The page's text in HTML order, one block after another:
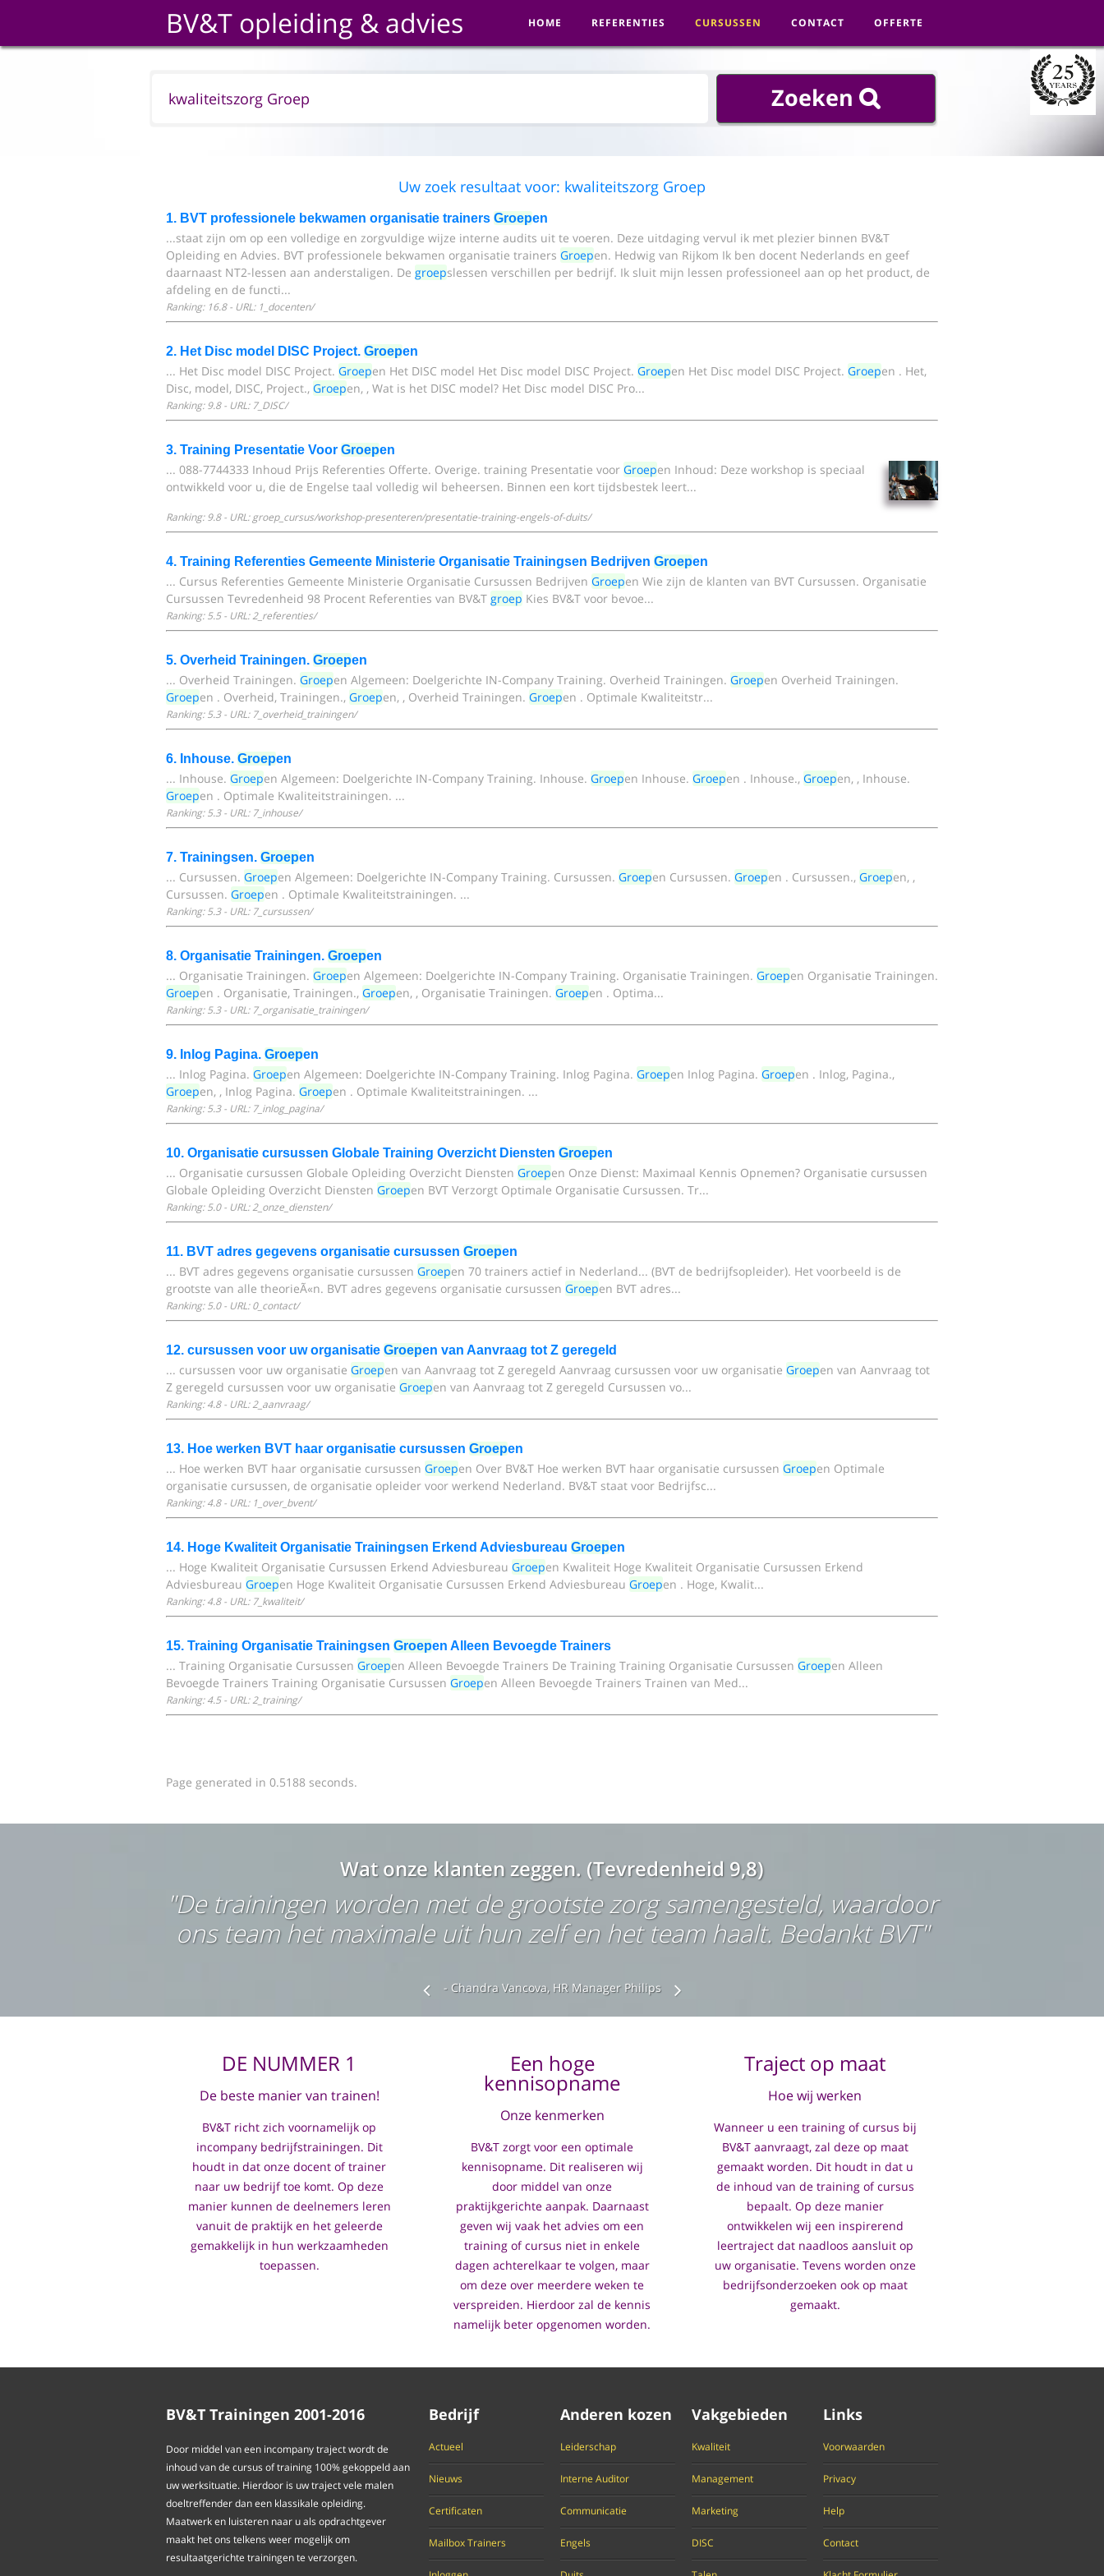
BV&T opleiding & advies HOME REFERENTIES CURSUSSEN CONTACT
Uw zoek resultaat voor: kwaliteitszorg Groep
1. BVT professionele bekwamen organisatie trainers Groepen
...staat zijn om op een volledige en zorgvuldige wijze interne audits uit te voeren. Deze uitdaging vervul ik met plezier binnen BV&T
Opleiding en Advies. BVT professionele bekwamen organisatie trainers Groepen. Hedwig van Rijkom Ik ben docent Nederlands en geef
daarnaast NT2-lessen aan anderstaligen. De groepslessen verschillen per bedrijf. Ik sluit mijn lessen professioneel aan op het product, de
afdeling en de functi...
Ranking: 16.8 - URL: 1_docenten/
2. Het Disc model DISC Project. Groepen
... Het Disc model DISC Project. Groepen Het DISC model Het Disc model DISC Project. Groepen Het Disc model DISC Project. Groepen . Het,
Disc, model, DISC, Project., Groepen, , Wat is het DISC model? Het Disc model DISC Pro...
Ranking: 9.8 - URL: 7_DISC/
3. Training Presentatie Voor Groepen
... 088-7744333 Inhoud Prijs Referenties Offerte. Overige. training Presentatie voor Groepen Inhoud: Deze workshop is speciaal
ontwikkeld voor u, die de Engelse taal volledig wil beheersen. Binnen een kort tijdsbestek leert...
Ranking: 9.8 - URL: groep_cursus/workshop-presenteren/presentatie-training-engels-of-duits/
4. Training Referenties Gemeente Ministerie Organisatie Trainingsen Bedrijven Groepen
... Cursus Referenties Gemeente Ministerie Organisatie Cursussen Bedrijven Groepen Wie zijn de klanten van BVT Cursussen. Organisatie
Cursussen Tevredenheid 98 Procent Referenties van BV&T groep Kies BV&T voor bevoe...
Ranking: 5.5 - URL: 2_referenties/
5. Overheid Trainingen. Groepen
... Overheid Trainingen. Groepen Algemeen: Doelgerichte IN-Company Training. Overheid Trainingen. Groepen Overheid Trainingen.
Groepen . Overheid, Trainingen., Groepen, , Overheid Trainingen. Groepen . Optimale Kwaliteitstr...
Ranking: 5.3 - URL: 7_overheid_trainingen/
6. Inhouse. Groepen
... Inhouse. Groepen Algemeen: Doelgerichte IN-Company Training. Inhouse. Groepen Inhouse. Groepen . Inhouse., Groepen, , Inhouse.
Groepen . Optimale Kwaliteitstrainingen. ...
Ranking: 5.3 - URL: 7_inhouse/
7. Trainingsen. Groepen
... Cursussen. Groepen Algemeen: Doelgerichte IN-Company Training. Cursussen. Groepen Cursussen. Groepen . Cursussen., Groepen, ,
Cursussen. Groepen . Optimale Kwaliteitstrainingen. ...
Ranking: 5.3 - URL: 7_cursussen/
8. Organisatie Trainingen. Groepen
... Organisatie Trainingen. Groepen Algemeen: Doelgerichte IN-Company Training. Organisatie Trainingen. Groepen Organisatie Trainingen.
Groepen . Organisatie, Trainingen., Groepen, , Organisatie Trainingen. Groepen . Optima...
Ranking: 5.3 - URL: 7_organisatie_trainingen/
9. Inlog Pagina. Groepen
... Inlog Pagina. Groepen Algemeen: Doelgerichte IN-Company Training. Inlog Pagina. Groepen Inlog Pagina. Groepen . Inlog, Pagina.,
Groepen, , Inlog Pagina. Groepen . Optimale Kwaliteitstrainingen. ...
Ranking: 5.3 - URL: 7_inlog_pagina/
10. Organisatie cursussen Globale Training Overzicht Diensten Groepen
... Organisatie cursussen Globale Opleiding Overzicht Diensten Groepen Onze Dienst: Maximaal Kennis Opnemen? Organisatie cursussen
Globale Opleiding Overzicht Diensten Groepen BVT Verzorgt Optimale Organisatie Cursussen. Tr...
Ranking: 5.0 - URL: 2_onze_diensten/
11. BVT adres gegevens organisatie cursussen Groepen
... BVT adres gegevens organisatie cursussen Groepen 70 trainers actief in Nederland... (BVT de bedrijfsopleider). Het voorbeeld is de
grootste van alle theorieÃ«n. BVT adres gegevens organisatie cursussen Groepen BVT adres...
Ranking: 5.0 - URL: 0_contact/
12. cursussen voor uw organisatie Groepen van Aanvraag tot Z geregeld
... cursussen voor uw organisatie Groepen van Aanvraag tot Z geregeld Aanvraag cursussen voor uw organisatie Groepen van Aanvraag tot
Z geregeld cursussen voor uw organisatie Groepen van Aanvraag tot Z geregeld Cursussen vo...
Ranking: 4.8 - URL: 2_aanvraag/
13. Hoe werken BVT haar organisatie cursussen Groepen
... Hoe werken BVT haar organisatie cursussen Groepen Over BV&T Hoe werken BVT haar organisatie cursussen Groepen Optimale
organisatie cursussen, de organisatie opleider voor werkend Nederland. BV&T staat voor Bedrijfsc...
Ranking: 4.8 - URL: 1_over_bvent/
14. Hoge Kwaliteit Organisatie Trainingsen Erkend Adviesbureau Groepen
... Hoge Kwaliteit Organisatie Cursussen Erkend Adviesbureau Groepen Kwaliteit Hoge Kwaliteit Organisatie Cursussen Erkend
Adviesbureau Groepen Hoge Kwaliteit Organisatie Cursussen Erkend Adviesbureau Groepen . Hoge, Kwalit...
Ranking: 4.8 - URL: 7_kwaliteit/
15. Training Organisatie Trainingsen Groepen Alleen Bevoegde Trainers
... Training Organisatie Cursussen Groepen Alleen Bevoegde Trainers De Training Training Organisatie Cursussen Groepen Alleen
Bevoegde Trainers Training Organisatie Cursussen Groepen Alleen Bevoegde Trainers Trainen van Med...
Ranking: 4.5 - URL: 2_training/
Page generated in 0.5188 seconds.
Wat onze klanten zeggen. (Tevredenheid 9,8)
"De trainingen worden met de grootste zorg samengesteld, waardoor
ons team het maximale uit hun zelf en het team haalt. Bedankt BVT"
- Chandra Vancova, HR Manager Philips
DE NUMMER 1
De beste manier van trainen!
BV&T richt zich voornamelijk op
incompany bedrijfstrainingen. Dit
houdt in dat onze docent of trainer
naar uw bedrijf toe komt. Op deze
manier kunnen de deelnemers leren
vanuit de praktijk en het geleerde
gemakkelijk in hun werkzaamheden
toepassen.
Een hoge
kennisopname
Onze kenmerken
BV&T zorgt voor een optimale
kennisopname. Dit realiseren wij
door middel van onze
praktijkgerichte aanpak. Daarnaast
geven wij vaak het advies om een
training of cursus niet in enkele
dagen achterelkaar te volgen, maar
om deze over meerdere weken te
verspreiden. Hierdoor zal de kennis
namelijk beter opgenomen worden.
Traject op maat
Hoe wij werken
Wanneer u een training of cursus bij
BV&T aanvraagt, zal deze op maat
gemaakt worden. Dit houdt in dat u
de inhoud van de training of cursus
bepaalt. Op deze manier
ontwikkelen wij een inspirerend
leertraject dat naadloos aansluit op
uw organisatie. Tevens worden onze
bedrijfsonderzoeken ook op maat
gemaakt.
BV&T Trainingen 2001-2016
Door middel van een incompany traject wordt de
inhoud van de cursus of training 100% gekoppeld aan
uw werksituatie. Hierdoor is uw traject vele malen
doeltreffender dan een klassikale opleiding.
Maatwerk en luisteren naar u als opdrachtgever
maakt het ons telkens weer mogelijk om
resultaatgerichte trainingen te verzorgen.
Bedrijf
Actueel
Nieuws
Certificaten
Mailbox Trainers
Anderen kozen
Leiderschap
Interne Auditor
Communicatie
Engels
Vakgebieden
Kwaliteit
Management
Marketing
DISC
Links
Voorwaarden
Privacy
Help
Contact